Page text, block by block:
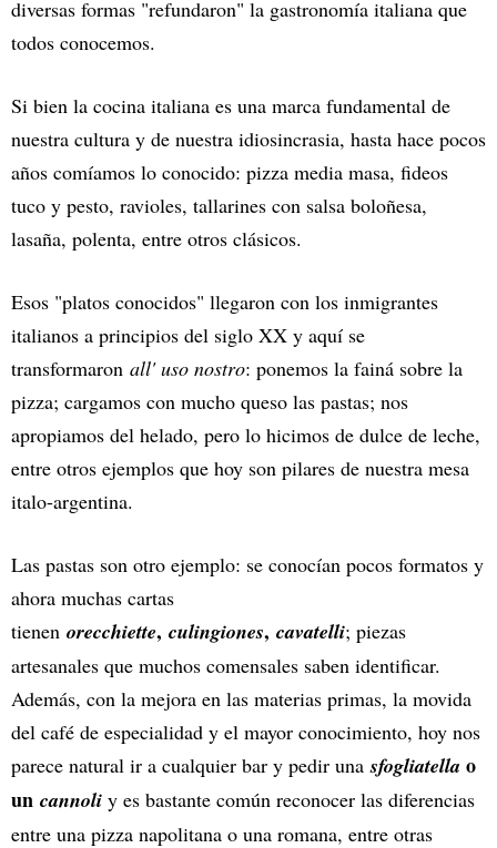
diversas formas "refundaron" la gastronomía italiana que
todos conocemos.
Si bien la cocina italiana es una marca fundamental de
nuestra cultura y de nuestra idiosincrasia, hasta hace pocos
años comíamos lo conocido: pizza media masa, fideos
tuco y pesto, ravioles, tallarines con salsa boloñesa,
lasaña, polenta, entre otros clásicos.
Esos "platos conocidos" llegaron con los inmigrantes
italianos a principios del siglo XX y aquí se
transformaron all' uso nostro: ponemos la fainá sobre la
pizza; cargamos con mucho queso las pastas; nos
apropiamos del helado, pero lo hicimos de dulce de leche,
entre otros ejemplos que hoy son pilares de nuestra mesa
italo-argentina.
Las pastas son otro ejemplo: se conocían pocos formatos y
ahora muchas cartas
tienen orecchiette, culingiones, cavatelli; piezas
artesanales que muchos comensales saben identificar.
Además, con la mejora en las materias primas, la movida
del café de especialidad y el mayor conocimiento, hoy nos
parece natural ir a cualquier bar y pedir una sfogliatella o
un cannoli y es bastante común reconocer las diferencias
entre una pizza napolitana o una romana, entre otras